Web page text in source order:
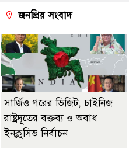
জনপ্রিয় সংবাদ
সার্জিও গরের ভিজিট, চাইনিজ
রাষ্ট্রদূতের বক্তব্য ও অবাধ
ইনক্লুসিভ নির্বাচন